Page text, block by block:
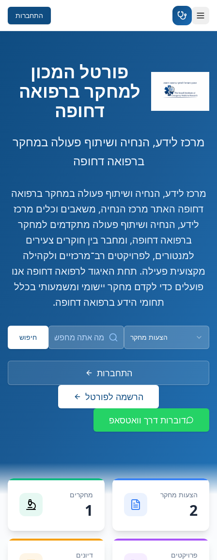
התחברות
פורטל המכון
למחקר ברפואה
דחופה
מרכז לידע, הנחיה ושיתוף פעולה במחקר
ברפואה דחופה
מרכז לידע, הנחיה ושיתוף פעולה במחקר ברפואה
דחופה האתר מרכז הנחיה, משאבים וכלים מרכז
לידע, הנחיה ושיתוף פעולה מתקדמים למחקר
ברפואה דחופה, ומחבר בין חוקרים צעירים
למנטורים, לפרויקטים רב־מרכזיים ולקהילה
מקצועית פעילה. תחת האיגוד לרפואה דחופה אנו
פועלים כדי לקדם מחקר יישומי ומשמעותי בכלל
תחומי הידע ברפואה דחופה.
הצעות מחקר חיפוש
התחברות
הרשמה לפורטל
דוברות דרך וואטסאפ
הצעות מחקר
2
מחקרים
1
פרויקטים דיונים